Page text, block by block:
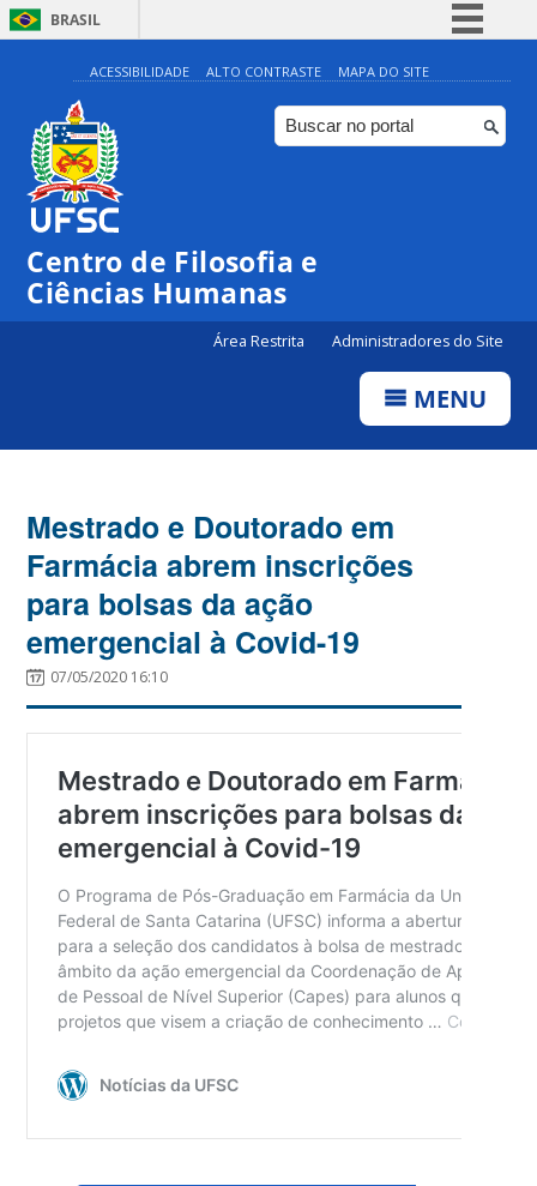
BRASIL
Simplifique!
Comunica BR
Participe
ACESSIBILIDADE ALTO CONTRASTE MAPA DO SITE
Centro de Filosofia e
Ciências Humanas
Área Restrita Administradores do Site
MENU
Mestrado e Doutorado em
Farmácia abrem inscrições
para bolsas da ação
emergencial à Covid-19
07/05/2020 16:10